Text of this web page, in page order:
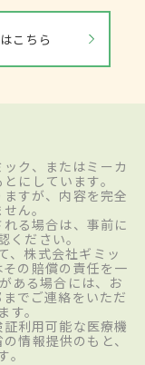
こちら
ク、またはミーカ
にしています。
すが、内容を完全
ん。
る場合は、事前に
ださい。
、株式会社ギミッ
の賠償の責任を一
ある場合には、お
でご連絡をいただ
。
利用可能な医療機
情報提供のもと、